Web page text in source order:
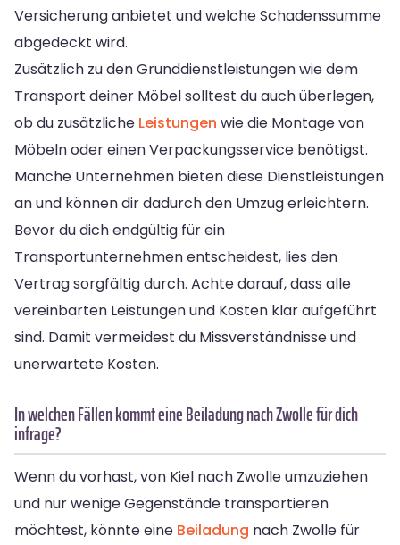
Versicherung anbietet und welche Schadenssumme
abgedeckt wird.
Zusätzlich zu den Grunddienstleistungen wie dem
Transport deiner Möbel solltest du auch überlegen,
ob du zusätzliche Leistungen wie die Montage von
Möbeln oder einen Verpackungsservice benötigst.
Manche Unternehmen bieten diese Dienstleistungen
an und können dir dadurch den Umzug erleichtern.
Bevor du dich endgültig für ein
Transportunternehmen entscheidest, lies den
Vertrag sorgfältig durch. Achte darauf, dass alle
vereinbarten Leistungen und Kosten klar aufgeführt
sind. Damit vermeidest du Missverständnisse und
unerwartete Kosten.
In welchen Fällen kommt eine Beiladung nach Zwolle für dich
infrage?
Wenn du vorhast, von Kiel nach Zwolle umzuziehen
und nur wenige Gegenstände transportieren
möchtest, könnte eine Beiladung nach Zwolle für